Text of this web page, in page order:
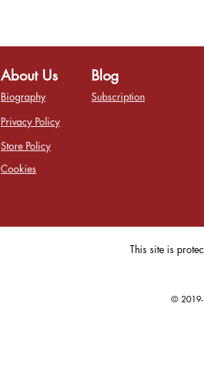
About Us
Biography
Privacy Policy
Store Policy
Cookies
Blog
Subscription
This site is
© 2019-